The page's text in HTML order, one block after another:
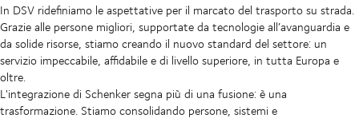
In DSV ridefiniamo le aspettative per il marcato del trasporto su strada.
Grazie alle persone migliori, supportate da tecnologie all’avanguardia e
da solide risorse, stiamo creando il nuovo standard del settore: un
servizio impeccabile, affidabile e di livello superiore, in tutta Europa e
oltre.
L'integrazione di Schenker segna più di una fusione: è una
trasformazione. Stiamo consolidando persone, sistemi e